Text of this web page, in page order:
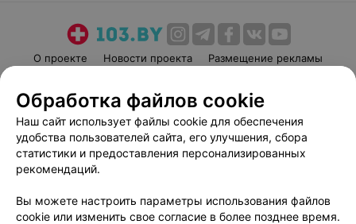
О проекте Новости проекта
Размещение рекламы
Пользовательское соглашение
Способы оплаты
Вакансии
Партнеры
Написать руководителю 103.by
Обработка персональных данных
Обработка файлов cookie
Наш сайт использует файлы cookie для обеспечения
удобства пользователей сайта, его улучшения, сбора
статистики и предоставления персонализированных
рекомендаций.
Вы можете настроить параметры использования файлов
cookie или изменить свое согласие в более позднее время.